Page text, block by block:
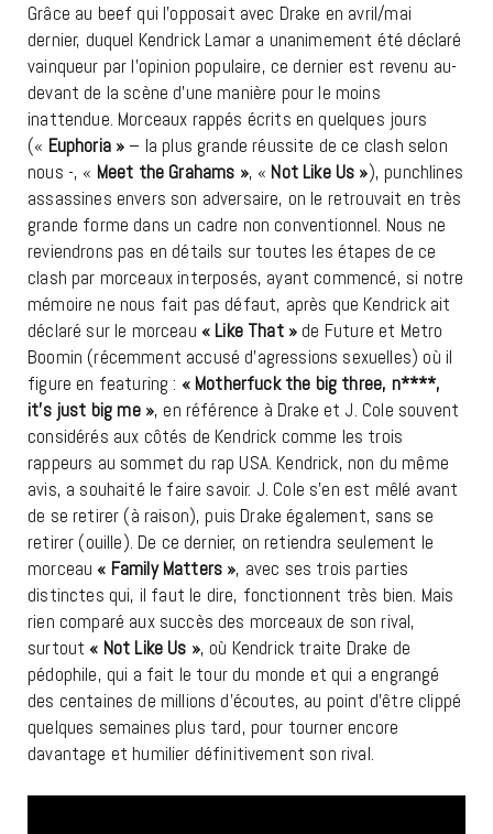
Grâce au beef qui l’opposait avec Drake en avril/mai
dernier, duquel Kendrick Lamar a unanimement été déclaré
vainqueur par l’opinion populaire, ce dernier est revenu au-
devant de la scène d’une manière pour le moins
inattendue. Morceaux rappés écrits en quelques jours
(« Euphoria » – la plus grande réussite de ce clash selon
nous -, « Meet the Grahams », « Not Like Us »), punchlines
assassines envers son adversaire, on le retrouvait en très
grande forme dans un cadre non conventionnel. Nous ne
reviendrons pas en détails sur toutes les étapes de ce
clash par morceaux interposés, ayant commencé, si notre
mémoire ne nous fait pas défaut, après que Kendrick ait
déclaré sur le morceau « Like That » de Future et Metro
Boomin (récemment accusé d’agressions sexuelles) où il
figure en featuring : « Motherfuck the big three, n****,
it’s just big me », en référence à Drake et J. Cole souvent
considérés aux côtés de Kendrick comme les trois
rappeurs au sommet du rap USA. Kendrick, non du même
avis, a souhaité le faire savoir. J. Cole s’en est mêlé avant
de se retirer (à raison), puis Drake également, sans se
retirer (ouille). De ce dernier, on retiendra seulement le
morceau« Family Matters », avec ses trois parties
distinctes qui, il faut le dire, fonctionnent très bien. Mais
rien comparé aux succès des morceaux de son rival,
surtout« Not Like Us », où Kendrick traite Drake de
pédophile, qui a fait le tour du monde et qui a engrangé
des centaines de millions d’écoutes, au point d’être clippé
quelques semaines plus tard, pour tourner encore
davantage et humilier définitivement son rival.